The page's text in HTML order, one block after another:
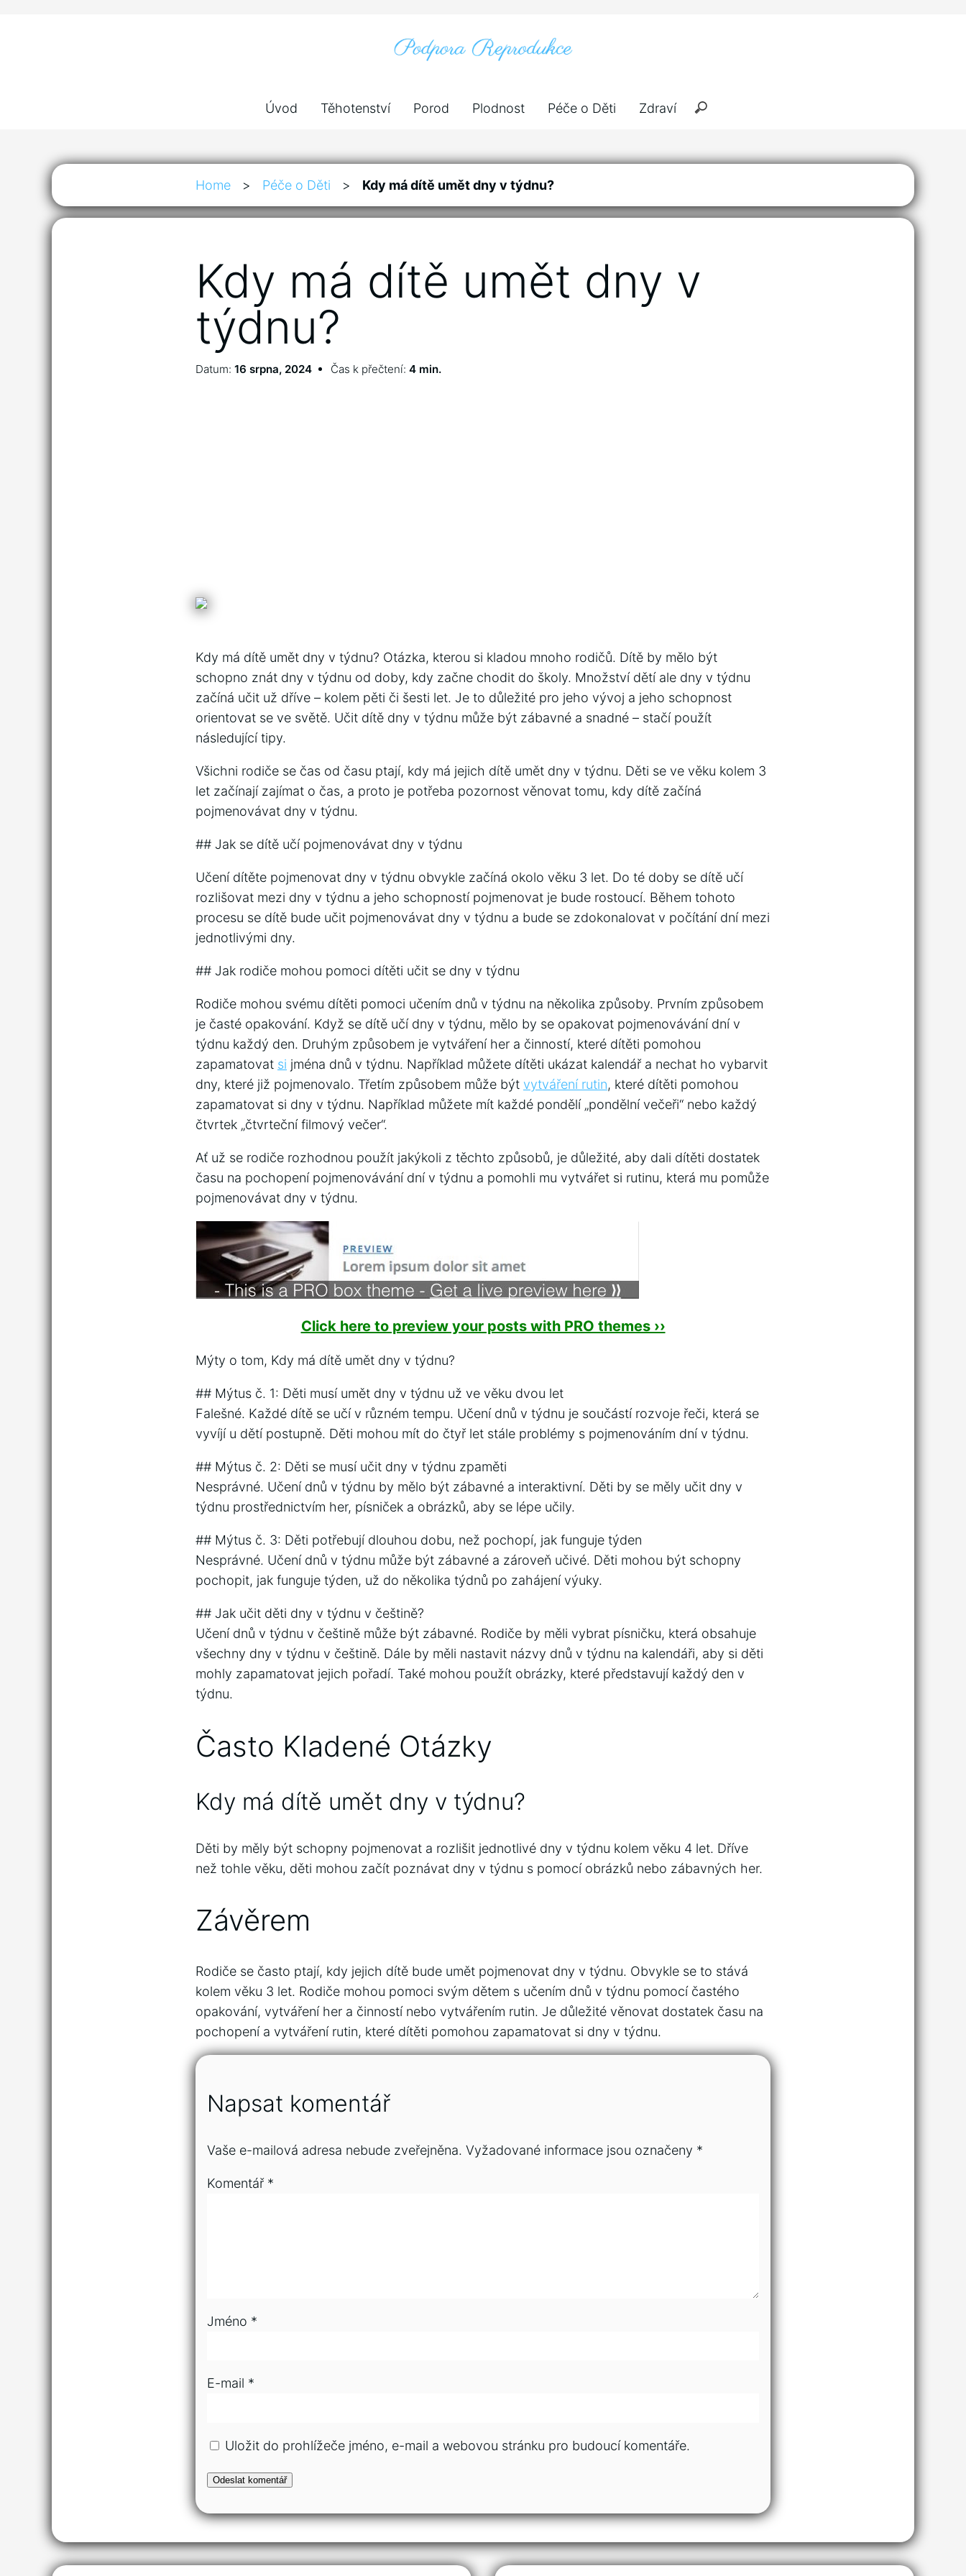
Úvod Těhotenství Porod Plodnost Péče o Děti Zdraví
Home > Péče o Děti > Kdy má dítě umět dny v týdnu?
Kdy má dítě umět dny v
týdnu?
Datum: 16 srpna, 2024 Čas k přečtení: 4 min.
Kdy má dítě umět dny v týdnu? Otázka, kterou si kladou mnoho rodičů. Dítě by mělo být
schopno znát dny v týdnu od doby, kdy začne chodit do školy. Množství dětí ale dny v týdnu
začíná učit už dříve – kolem pěti či šesti let. Je to důležité pro jeho vývoj a jeho schopnost
orientovat se ve světě. Učit dítě dny v týdnu může být zábavné a snadné – stačí použít
následující tipy.
Všichni rodiče se čas od času ptají, kdy má jejich dítě umět dny v týdnu. Děti se ve věku kolem 3
let začínají zajímat o čas, a proto je potřeba pozornost věnovat tomu, kdy dítě začíná
pojmenovávat dny v týdnu.
## Jak se dítě učí pojmenovávat dny v týdnu
Učení dítěte pojmenovat dny v týdnu obvykle začíná okolo věku 3 let. Do té doby se dítě učí
rozlišovat mezi dny v týdnu a jeho schopností pojmenovat je bude rostoucí. Během tohoto
procesu se dítě bude učit pojmenovávat dny v týdnu a bude se zdokonalovat v počítání dní mezi
jednotlivými dny.
## Jak rodiče mohou pomoci dítěti učit se dny v týdnu
Rodiče mohou svému dítěti pomoci učením dnů v týdnu na několika způsoby. Prvním způsobem
je časté opakování. Když se dítě učí dny v týdnu, mělo by se opakovat pojmenovávání dní v
týdnu každý den. Druhým způsobem je vytváření her a činností, které dítěti pomohou
zapamatovat si jména dnů v týdnu. Například můžete dítěti ukázat kalendář a nechat ho vybarvit
dny, které již pojmenovalo. Třetím způsobem může být vytváření rutin, které dítěti pomohou
zapamatovat si dny v týdnu. Například můžete mít každé pondělí „pondělní večeři“ nebo každý
čtvrtek „čtvrteční filmový večer“.
Ať už se rodiče rozhodnou použít jakýkoli z těchto způsobů, je důležité, aby dali dítěti dostatek
času na pochopení pojmenovávání dní v týdnu a pomohli mu vytvářet si rutinu, která mu pomůže
pojmenovávat dny v týdnu.
Click here to preview your posts with PRO themes ››
Mýty o tom, Kdy má dítě umět dny v týdnu?
## Mýtus č. 1: Děti musí umět dny v týdnu už ve věku dvou let
Falešné. Každé dítě se učí v různém tempu. Učení dnů v týdnu je součástí rozvoje řeči, která se
vyvíjí u dětí postupně. Děti mohou mít do čtyř let stále problémy s pojmenováním dní v týdnu.
## Mýtus č. 2: Děti se musí učit dny v týdnu zpaměti
Nesprávné. Učení dnů v týdnu by mělo být zábavné a interaktivní. Děti by se měly učit dny v
týdnu prostřednictvím her, písniček a obrázků, aby se lépe učily.
## Mýtus č. 3: Děti potřebují dlouhou dobu, než pochopí, jak funguje týden
Nesprávné. Učení dnů v týdnu může být zábavné a zároveň učivé. Děti mohou být schopny
pochopit, jak funguje týden, už do několika týdnů po zahájení výuky.
## Jak učit děti dny v týdnu v češtině?
Učení dnů v týdnu v češtině může být zábavné. Rodiče by měli vybrat písničku, která obsahuje
všechny dny v týdnu v češtině. Dále by měli nastavit názvy dnů v týdnu na kalendáři, aby si děti
mohly zapamatovat jejich pořadí. Také mohou použít obrázky, které představují každý den v
týdnu.
Často Kladené Otázky
Kdy má dítě umět dny v týdnu?
Děti by měly být schopny pojmenovat a rozlišit jednotlivé dny v týdnu kolem věku 4 let. Dříve
než tohle věku, děti mohou začít poznávat dny v týdnu s pomocí obrázků nebo zábavných her.
Závěrem
Rodiče se často ptají, kdy jejich dítě bude umět pojmenovat dny v týdnu. Obvykle se to stává
kolem věku 3 let. Rodiče mohou pomoci svým dětem s učením dnů v týdnu pomocí častého
opakování, vytváření her a činností nebo vytvářením rutin. Je důležité věnovat dostatek času na
pochopení a vytváření rutin, které dítěti pomohou zapamatovat si dny v týdnu.
Napsat komentář
Vaše e-mailová adresa nebude zveřejněna. Vyžadované informace jsou označeny *
Komentář *
Jméno *
E-mail *
Uložit do prohlížeče jméno, e-mail a webovou stránku pro budoucí komentáře.